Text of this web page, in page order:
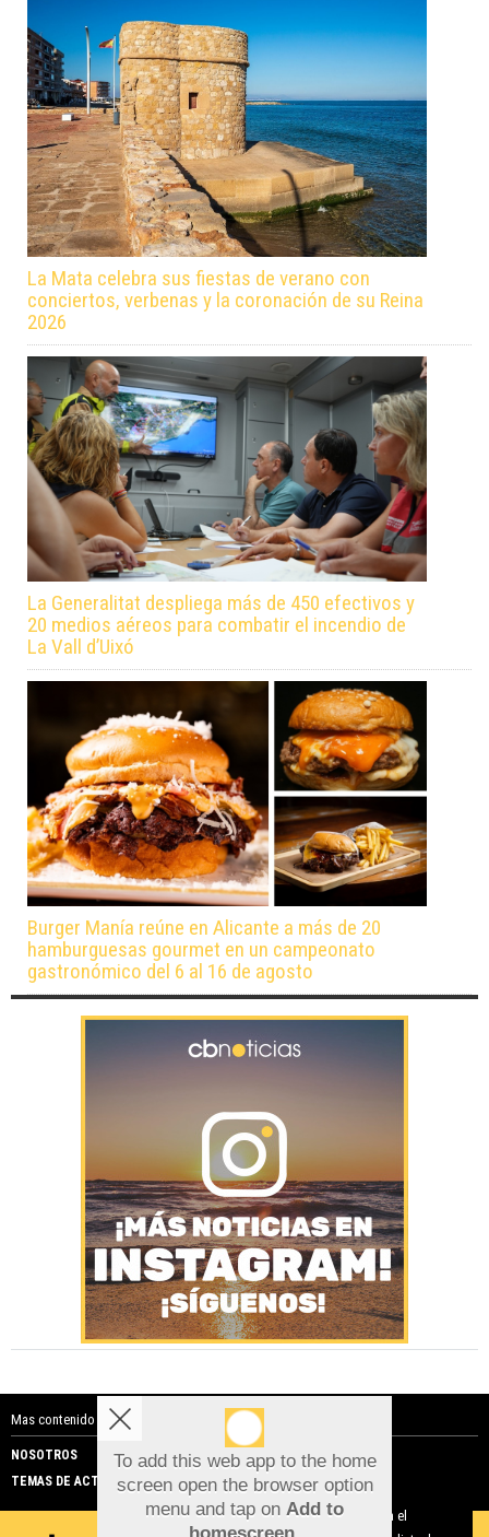
La Mata celebra sus fiestas de verano con
conciertos, verbenas y la coronación de su Reina
2026
La Generalitat despliega más de 450 efectivos y
20 medios aéreos para combatir el incendio de
La Vall d’Uixó
Burger Manía reúne en Alicante a más de 20
hamburguesas gourmet en un campeonato
gastronómico del 6 al 16 de agosto
Mas contenido de Costa Blanca Noticias:
NOSOTROS
PUBLICIDAD
TEMAS DE ACTUALIDAD
To add this web app to the home
screen open the browser option
menu and tap on Add to
homescreen
Aviso sobre el Uso de cookies:
Utilizamos cookies nuestras y de terceros para el